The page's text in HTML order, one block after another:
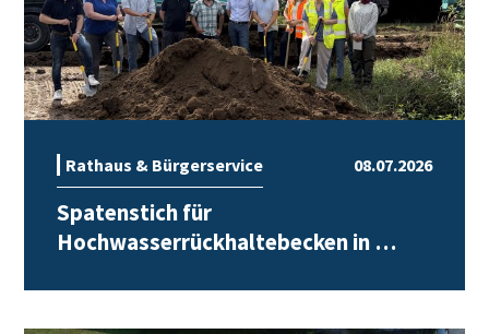
08.07.2026
Rathaus & Bürgerservice
Spatenstich für
Hochwasserrückhaltebecken in …